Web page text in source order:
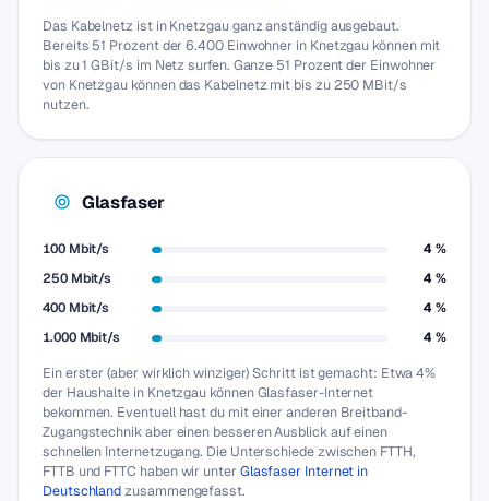
Das Kabelnetz ist in Knetzgau ganz anständig ausgebaut.
Bereits 51 Prozent der 6.400 Einwohner in Knetzgau können mit
bis zu 1 GBit/s im Netz surfen. Ganze 51 Prozent der Einwohner
von Knetzgau können das Kabelnetz mit bis zu 250 MBit/s
nutzen.
Glasfaser
100 Mbit/s
4 %
250 Mbit/s
4 %
400 Mbit/s
4 %
1.000 Mbit/s
4 %
Ein erster (aber wirklich winziger) Schritt ist gemacht: Etwa 4%
der Haushalte in Knetzgau können Glasfaser-Internet
bekommen. Eventuell hast du mit einer anderen Breitband-
Zugangstechnik aber einen besseren Ausblick auf einen
schnellen Internetzugang. Die Unterschiede zwischen FTTH,
FTTB und FTTC haben wir unter Glasfaser Internet in
Deutschlandzusammengefasst.